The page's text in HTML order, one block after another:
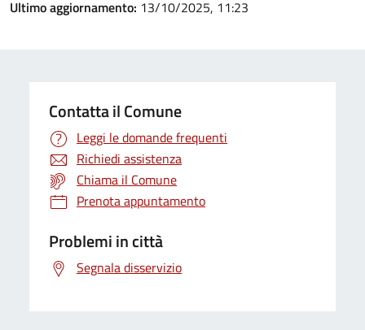
Ultimo aggiornamento: 13/10/2025, 11:23
Contatta il Comune
Leggi le domande frequenti
Richiedi assistenza
Chiama il Comune
Prenota appuntamento
Problemi in città
Segnala disservizio